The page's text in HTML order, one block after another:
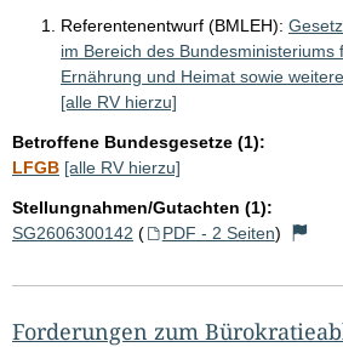
Referentenentwurf (BMLEH):
im Bereich des Bundesministeriums
Ernährung und Heimat sowie
[alle RV hierzu]
Betroffene Bundesgesetze (1):
LFGB [alle RV hierzu]
Stellungnahmen/Gutachten (1):
SG2606300142 ( PDF - 2 Seiten)
Forderungen zum